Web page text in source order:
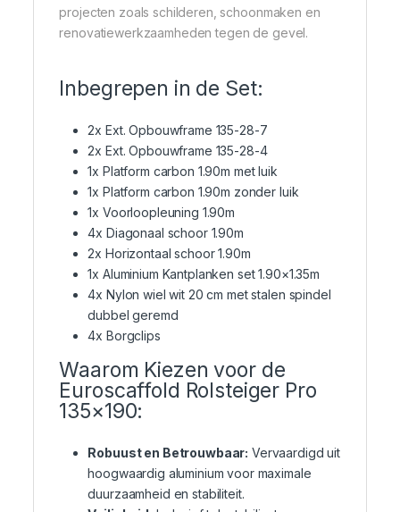
projecten zoals schilderen, schoonmaken en
renovatiewerkzaamheden tegen de gevel.
Inbegrepen in de Set:
2x Ext. Opbouwframe 135-28-7
2x Ext. Opbouwframe 135-28-4
1x Platform carbon 1.90m met luik
1x Platform carbon 1.90m zonder luik
1x Voorloopleuning 1.90m
4x Diagonaal schoor 1.90m
2x Horizontaal schoor 1.90m
1x Aluminium Kantplanken set 1.90×1.35m
4x Nylon wiel wit 20 cm met stalen spindel
dubbel geremd
4x Borgclips
Waarom Kiezen voor de
Euroscaffold Rolsteiger Pro
135×190:
Robuust en Betrouwbaar: Vervaardigd uit
hoogwaardig aluminium voor maximale
duurzaamheid en stabiliteit.